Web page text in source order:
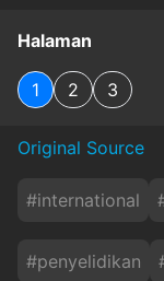
Halaman
1 2 3
Original Source
#international
#penyelidikan